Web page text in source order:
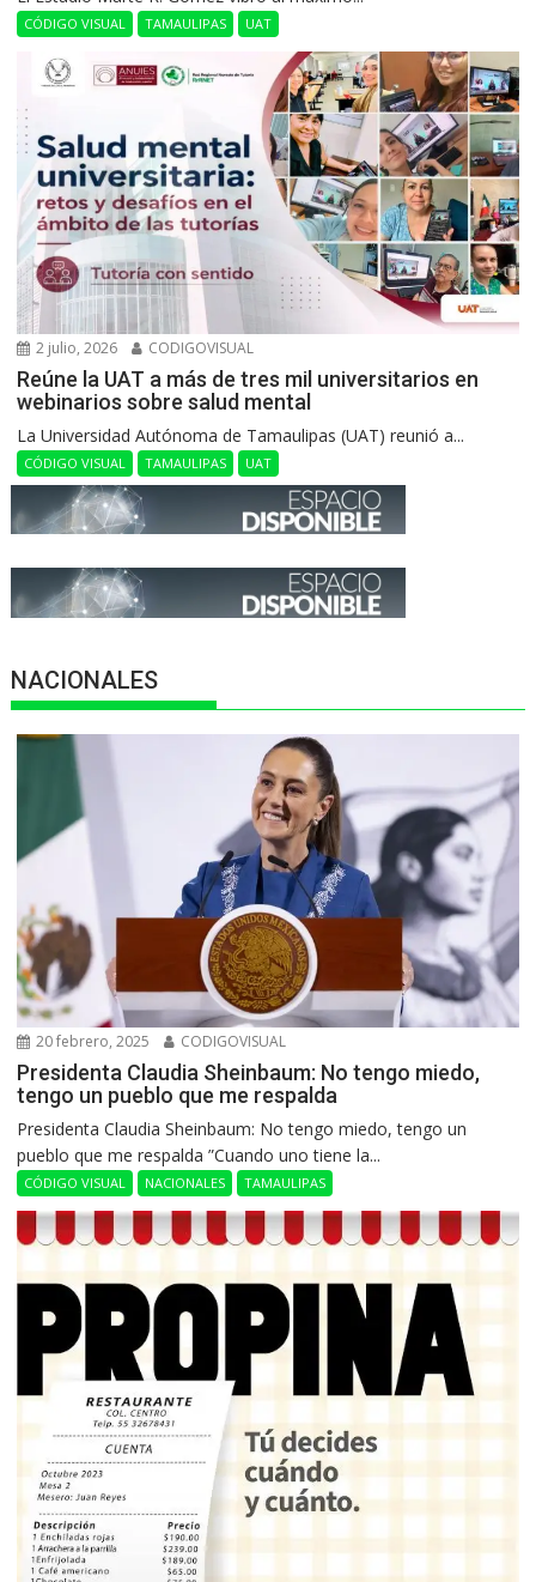
CÓDIGO VISUAL TAMAULIPAS UAT
2 julio, 2026 CODIGOVISUAL
Reúne la UAT a más de tres mil universitarios en
webinarios sobre salud mental
La Universidad Autónoma de Tamaulipas (UAT) reunió a...
CÓDIGO VISUAL TAMAULIPAS UAT
NACIONALES
20 febrero, 2025 CODIGOVISUAL
Presidenta Claudia Sheinbaum: No tengo miedo,
tengo un pueblo que me respalda
Presidenta Claudia Sheinbaum: No tengo miedo, tengo un
pueblo que me respalda ”Cuando uno tiene la...
CÓDIGO VISUAL NACIONALES TAMAULIPAS